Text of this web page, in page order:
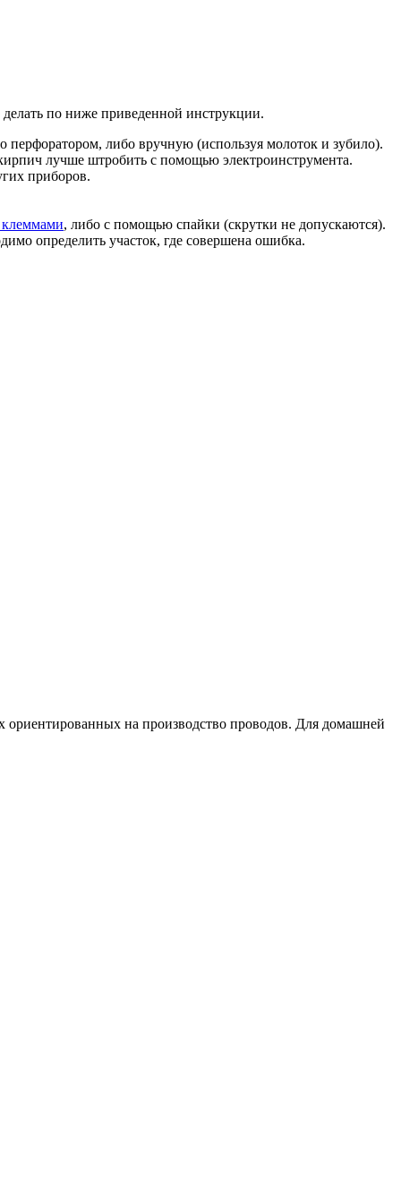
по ниже приведенной инструкции.
перфоратором, либо вручную (используя молоток и зубило).
лучше штробить с помощью электроинструмента.
приборов.
, либо с помощью спайки (скрутки не допускаются).
определить участок, где совершена ошибка.
ориентированных на производство проводов. Для домашней